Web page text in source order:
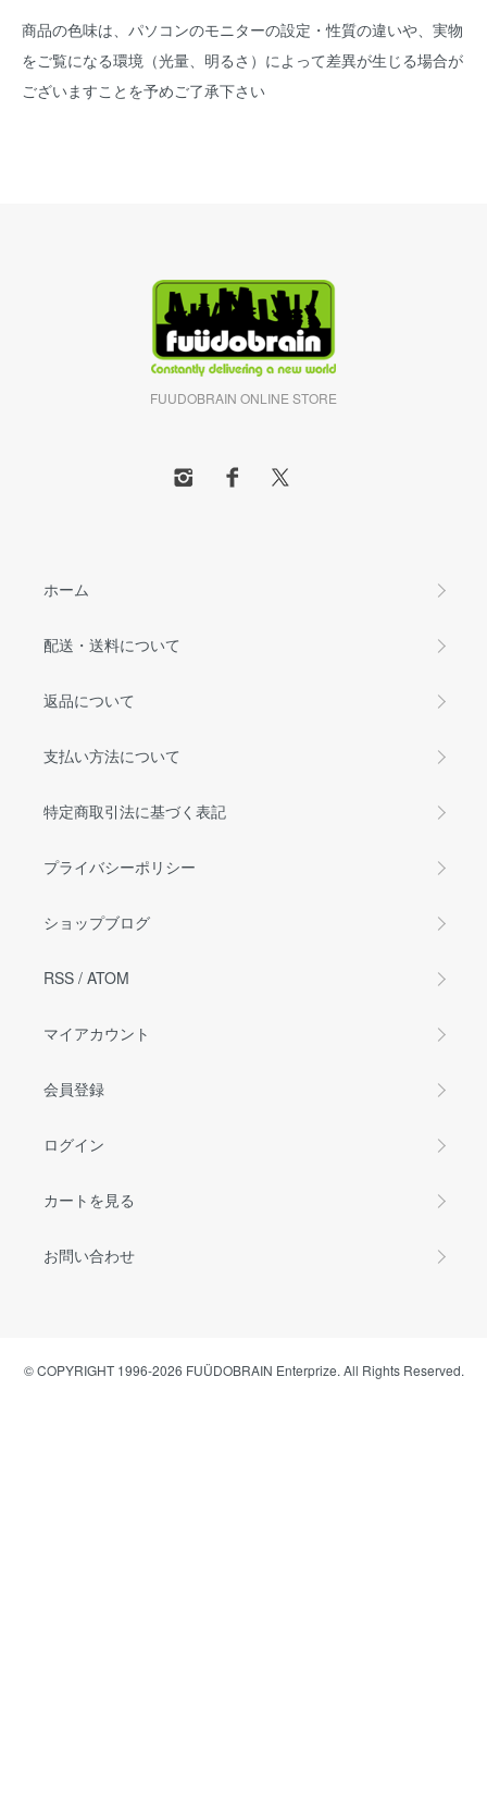
商品の色味は、パソコンのモニターの設定・性質の違いや、実物
をご覧になる環境（光量、明るさ）によって差異が生じる場合が
ございますことを予めご了承下さい
FUUDOBRAIN ONLINE STORE
ホーム
配送・送料について
返品について
支払い方法について
特定商取引法に基づく表記
プライバシーポリシー
ショップブログ
RSS / ATOM
マイアカウント
会員登録
ログイン
カートを見る
お問い合わせ
© COPYRIGHT 1996-2026 FUÜDOBRAIN Enterprize. All Rights Reserved.